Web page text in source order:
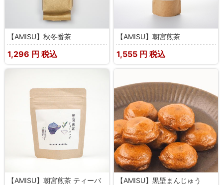
【AMISU】秋冬番茶
1,296 円 税込
【AMISU】朝宮煎茶
1,555 円 税込
【AMISU】朝宮煎茶 ティーバ
【AMISU】黒壁まんじゅう